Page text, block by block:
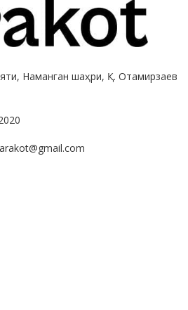
Наманган шаҳри, Қ. Отамирзаев